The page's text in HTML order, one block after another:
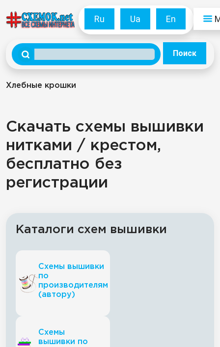
Ru Ua En
Поиск
Хлебные крошки
Скачать схемы вышивки
нитками / крестом,
бесплатно без
регистрации
Каталоги схем вышивки
Схемы вышивки
по
производителям
(автору)
Схемы
вышивки по